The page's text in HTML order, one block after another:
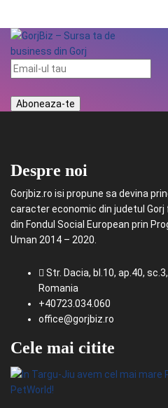
Despre noi
Gorjbiz.ro isi propune sa devina
caracter economic din judetul
din Fondul Social European prin
Uman 2014 – 2020.
Str. Dacia, bl.10, ap.40,
Romania
+40723.034.060
office@gorjbiz.ro
Cele mai citite